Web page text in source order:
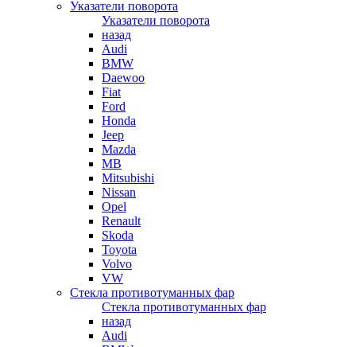
Указатели поворота
Указатели поворота
назад
Audi
BMW
Daewoo
Fiat
Ford
Honda
Jeep
Mazda
MB
Mitsubishi
Nissan
Opel
Renault
Skoda
Toyota
Volvo
VW
Стекла противотуманных фар
Стекла противотуманных фар
назад
Audi